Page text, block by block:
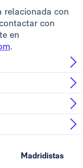
relacionada con
con
en
.
Madridistas